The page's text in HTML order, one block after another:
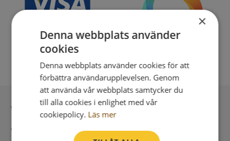
Secure payment with stripe
Direct digital delivery
×
Denna webbplats använder
cookies
Denna webbplats använder cookies för att
förbättra användarupplevelsen. Genom
att använda vår webbplats samtycker du
till alla cookies i enlighet med vår
cookiepolicy. Läs mer